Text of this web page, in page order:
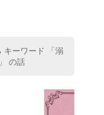
居まで提案
キーワード 「溺
の話